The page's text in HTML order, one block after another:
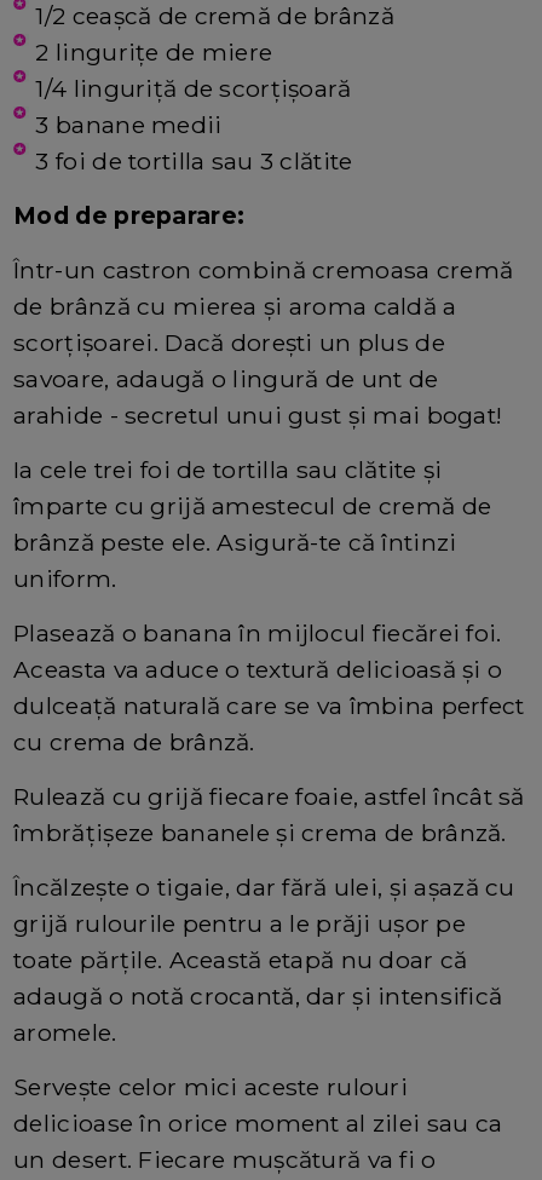
1/2 ceașcă de cremă de brânză
2 lingurițe de miere
1/4 linguriță de scorțișoară
3 banane medii
3 foi de tortilla sau 3 clătite
Mod de preparare:
Într-un castron combină cremoasa cremă
de brânză cu mierea și aroma caldă a
scorțișoarei. Dacă dorești un plus de
savoare, adaugă o lingură de unt de
arahide - secretul unui gust și mai bogat!
Ia cele trei foi de tortilla sau clătite și
împarte cu grijă amestecul de cremă de
brânză peste ele. Asigură-te că întinzi
uniform.
Plasează o banana în mijlocul fiecărei foi.
Aceasta va aduce o textură delicioasă și o
dulceață naturală care se va îmbina perfect
cu crema de brânză.
Rulează cu grijă fiecare foaie, astfel încât să
îmbrățișeze bananele și crema de brânză.
Încălzește o tigaie, dar fără ulei, și așază cu
grijă rulourile pentru a le prăji ușor pe
toate părțile. Această etapă nu doar că
adaugă o notă crocantă, dar și intensifică
aromele.
Servește celor mici aceste rulouri
delicioase în orice moment al zilei sau ca
un desert. Fiecare mușcătură va fi o